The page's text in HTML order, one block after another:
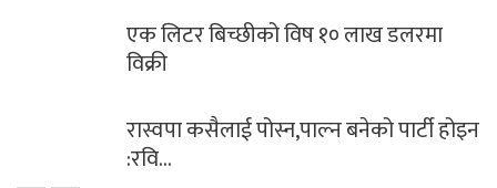
एक लिटर बिच्छीको विष १० लाख डलरमा
विक्री
रास्वपा कसैलाई पोस्न,पाल्न बनेको पार्टी होइन
:रवि…